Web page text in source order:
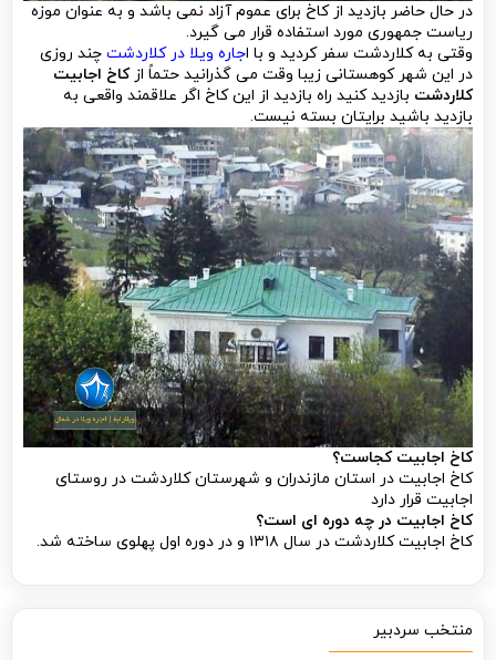
در حال حاضر بازدید از کاخ برای عموم آزاد نمی باشد و به عنوان موزه
ریاست جمهوری مورد استفاده قرار می گیرد.
وقتی به کلاردشت سفر کردید و با اجاره ویلا در کلاردشت چند روزی
در این شهر کوهستانی زیبا وقت می گذرانید حتماً ازکاخ اجابیت
کلاردشت بازدید کنید راه بازدید از این کاخ اگر علاقمند واقعی به
بازدید باشید برایتان بسته نیست.
کاخ اجابیت کجاست؟
کاخ اجابیت در استان مازندران و شهرستان کلاردشت در روستای
اجابیت قرار دارد
کاخ اجابیت در چه دوره ای است؟
کاخ اجابیت کلاردشت در سال ۱۳۱۸ و در دوره اول پهلوی ساخته شد.
منتخب سردبیر